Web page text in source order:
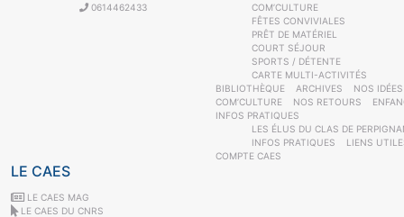
0614462433
COM’CULTURE
FÊTES CONVIVIALES
PRÊT DE MATÉRIEL
COURT SÉJOUR
SPORTS / DÉTENTE
CARTE MULTI-ACTIVITÉS
BIBLIOTHÈQUE
ARCHIVES
NOS IDÉES
COM’CULTURE
NOS RETOURS
INFOS PRATIQUES
LES ÉLUS DU CLAS DE
INFOS PRATIQUES
LIENS
COMPTE CAES
LE CAES
LE CAES MAG
LE CAES DU CNRS